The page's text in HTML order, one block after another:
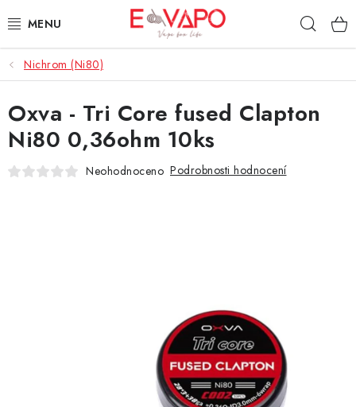
na
3D TISK
TIPY ZA DOBROU CENU
AROMATA A PŘÍCHUTĚ
ATOMIZÉRY A CARTRIDGE
Nichrom (Ni80)
Oxva - Tri Core fused Clapton
Ni80 0,36ohm 10ks
Neohodnoceno Podrobnosti hodnocení